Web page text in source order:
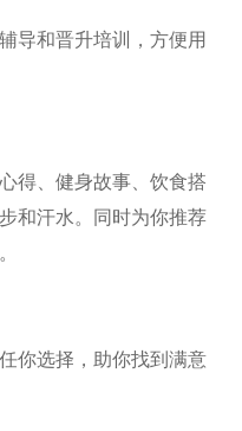
导和晋升培训，方便用
得、健身故事、饮食搭
和汗水。同时为你推荐
你选择，助你找到满意